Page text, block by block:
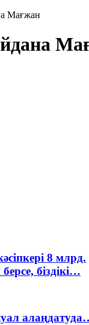
Мағжан
8 млрд.
біздікі…